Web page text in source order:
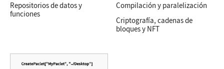
Repositorios de datos y
funciones
Compilación y paralelización
Criptografía, cadenas de
bloques y NFT